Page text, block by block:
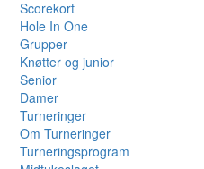
Scorekort
Hole In One
Grupper
Knøtter og junior
Senior
Damer
Turneringer
Om Turneringer
Turneringsprogram